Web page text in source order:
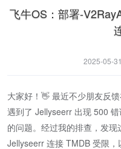
飞牛OS：部署-
2025-05-31
大家好！👋 最近不少朋友反
遇到了 Jellyseerr 出现 500
的问题。经过我的排查，发
Jellyseerr 连接 TMDB 受限，